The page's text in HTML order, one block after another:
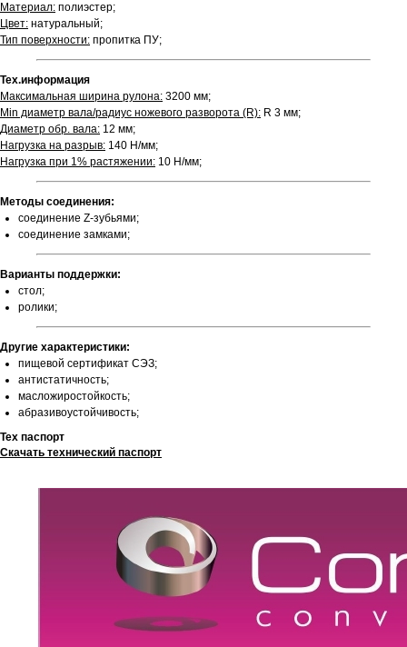
Материал: полиэстер;
Цвет: натуральный;
Тип поверхности: пропитка ПУ;
Тех.информация
Максимальная ширина рулона: 3200 мм;
Min диаметр вала/радиус ножевого разворота (R): R 3 мм;
Диаметр обр. вала: 12 мм;
Нагрузка на разрыв: 140 Н/мм;
Нагрузка при 1% растяжении: 10 Н/мм;
Методы соединения:
соединение Z-зубьями;
соединение замками;
Варианты поддержки:
стол;
ролики;
Другие характеристики:
пищевой сертификат СЭЗ;
антистатичность;
масложиростойкость;
абразивоустойчивость;
Тех паспорт
Скачать технический паспорт